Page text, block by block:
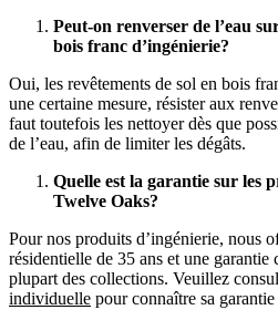
Peut-on renverser de l’eau
bois franc d’ingénierie?
Oui, les revêtements de sol en bois
une certaine mesure, résister aux
faut toutefois les nettoyer dès que
de l’eau, afin de limiter les dégâts.
Quelle est la garantie sur les
Twelve Oaks?
Pour nos produits d’ingénierie, nous
résidentielle de 35 ans et une garantie
plupart des collections. Veuillez
individuelle pour connaître sa